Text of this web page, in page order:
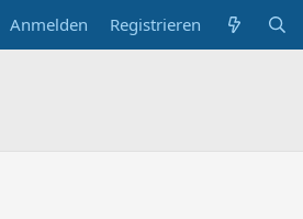
Anmelden Registrieren